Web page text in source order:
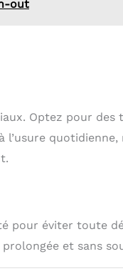
out
Optez pour
quotidienne,
pour éviter toute
et sans